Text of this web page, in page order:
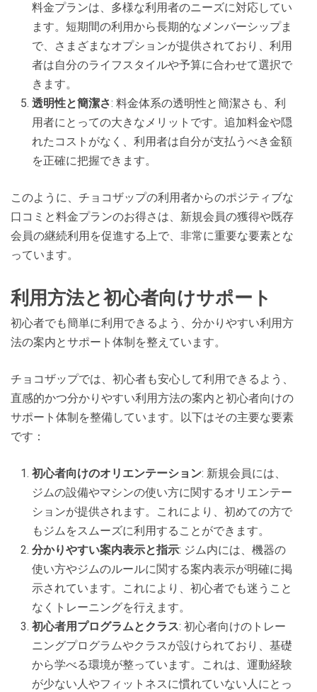
料金プランは、多様な利用者のニーズに対応してい
ます。短期間の利用から長期的なメンバーシップま
で、さまざまなオプションが提供されており、利用
者は自分のライフスタイルや予算に合わせて選択で
きます。
透明性と簡潔さ: 料金体系の透明性と簡潔さも、利
用者にとっての大きなメリットです。追加料金や隠
れたコストがなく、利用者は自分が支払うべき金額
を正確に把握できます。
このように、チョコザップの利用者からのポジティブな
口コミと料金プランのお得さは、新規会員の獲得や既存
会員の継続利用を促進する上で、非常に重要な要素とな
っています。
利用方法と初心者向けサポート
初心者でも簡単に利用できるよう、分かりやすい利用方
法の案内とサポート体制を整えています。
チョコザップでは、初心者も安心して利用できるよう、
直感的かつ分かりやすい利用方法の案内と初心者向けの
サポート体制を整備しています。以下はその主要な要素
です：
初心者向けのオリエンテーション: 新規会員には、
ジムの設備やマシンの使い方に関するオリエンテー
ションが提供されます。これにより、初めての方で
もジムをスムーズに利用することができます。
分かりやすい案内表示と指示: ジム内には、機器の
使い方やジムのルールに関する案内表示が明確に掲
示されています。これにより、初心者でも迷うこと
なくトレーニングを行えます。
初心者用プログラムとクラス: 初心者向けのトレー
ニングプログラムやクラスが設けられており、基礎
から学べる環境が整っています。これは、運動経験
が少ない人やフィットネスに慣れていない人にとっ